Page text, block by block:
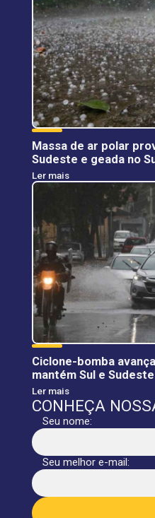
Massa de ar polar
Sudeste e geada no
Ler mais
Ciclone-bomba
mantém Sul e
Ler mais
CONHEÇA
Seu nome:
Seu melhor e-mail: